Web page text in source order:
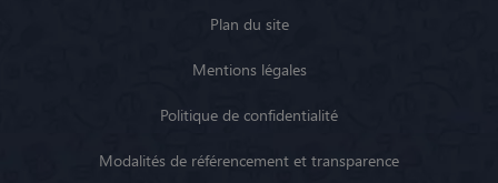
Plan du site
Mentions légales
Politique de confidentialité
Modalités de référencement et transparence